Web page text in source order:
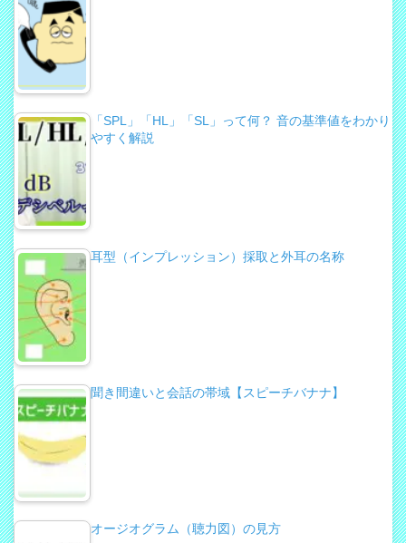
「SPL」「HL」「SL」って何？ 音の基準値をわかり
やすく解説
耳型（インプレッション）採取と外耳の名称
聞き間違いと会話の帯域【スピーチバナナ】
オージオグラム（聴力図）の見方